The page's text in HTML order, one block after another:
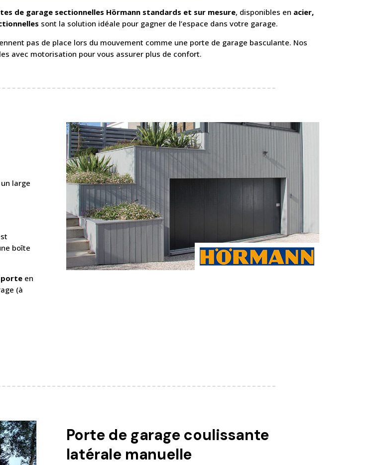
de garage sectionnelles Hörmann standards et sur mesure, disponibles en acier,
sont la solution idéale pour gagner de l’espace dans votre garage.
pas de place lors du mouvement comme une porte de garage basculante. Nos
avec motorisation pour vous assurer plus de confort.
large
boîte
porte en
(à
Porte de garage coulissante
latérale manuelle